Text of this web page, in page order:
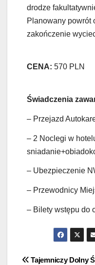
drodze
Planowany powrót
zakończenie
CENA: 570 PLN
Świadczenia
– Przejazd
– 2 Noclegi w
– Ubezpieczenie
– Przewodnicy
– Bilety wstępu do
Tajemniczy Dolny